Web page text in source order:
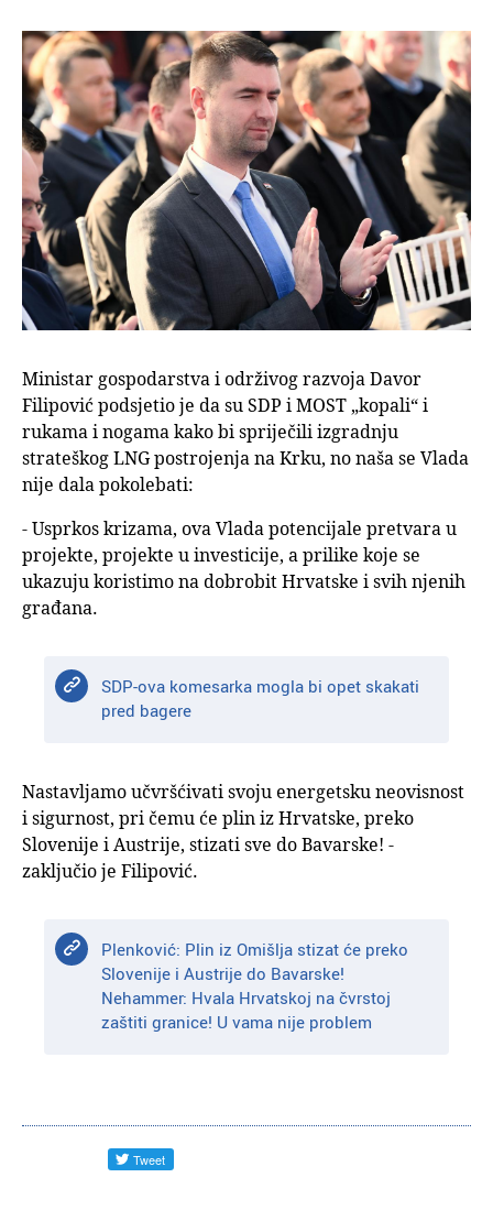
Ministar gospodarstva i održivog razvoja Davor
Filipović podsjetio je da su SDP i MOST „kopali“ i
rukama i nogama kako bi spriječili izgradnju
strateškog LNG postrojenja na Krku, no naša se Vlada
nije dala pokolebati:
- Usprkos krizama, ova Vlada potencijale pretvara u
projekte, projekte u investicije, a prilike koje se
ukazuju koristimo na dobrobit Hrvatske i svih njenih
građana.
SDP-ova komesarka mogla bi opet skakati
pred bagere
Nastavljamo učvršćivati svoju energetsku neovisnost
i sigurnost, pri čemu će plin iz Hrvatske, preko
Slovenije i Austrije, stizati sve do Bavarske! -
zaključio je Filipović.
Plenković: Plin iz Omišlja stizat će preko
Slovenije i Austrije do Bavarske!
Nehammer: Hvala Hrvatskoj na čvrstoj
zaštiti granice! U vama nije problem